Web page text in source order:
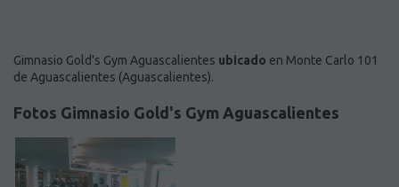
Gimnasio Gold's Gym Aguascalientes ubicado en Monte Carlo 101
de Aguascalientes (Aguascalientes).
Fotos Gimnasio Gold's Gym Aguascalientes